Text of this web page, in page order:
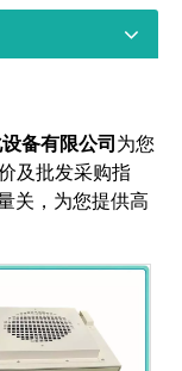
备有限公司为您
及批发采购指
关，为您提供高